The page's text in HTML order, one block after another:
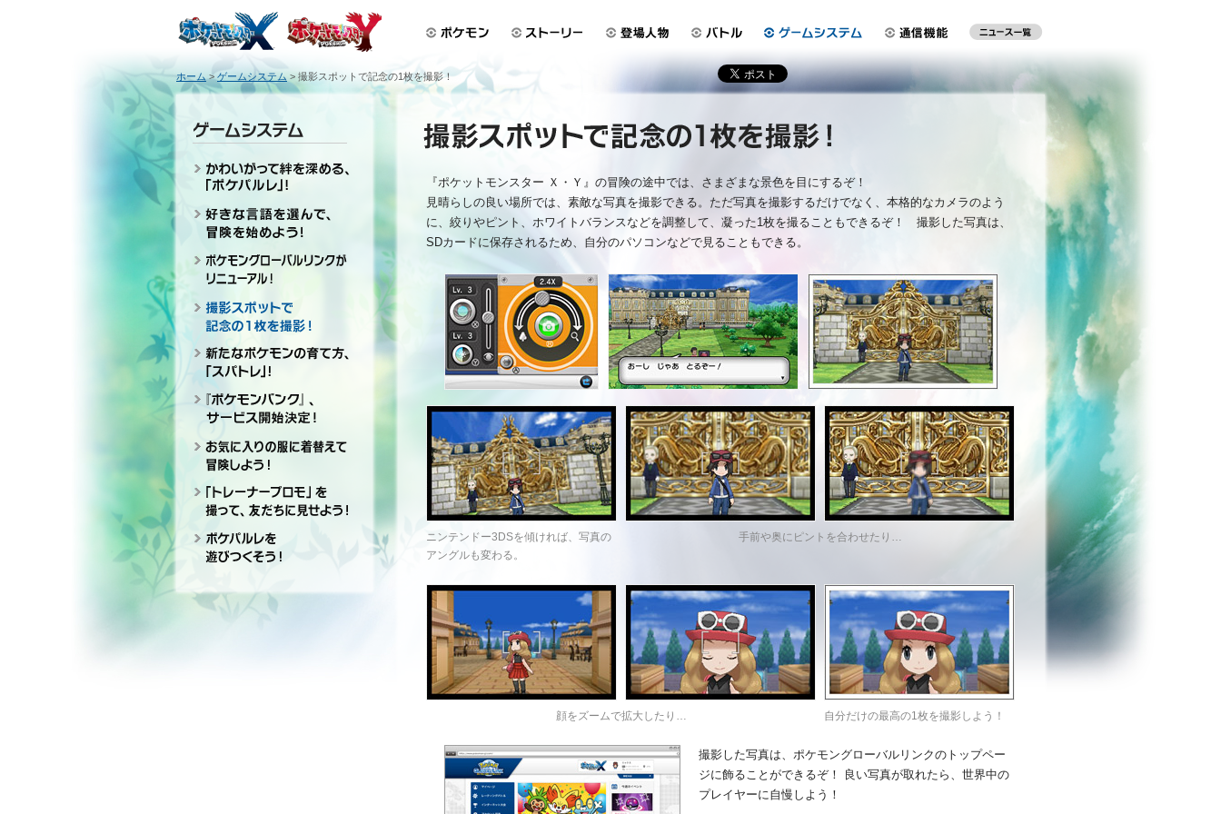
『ポケットモンスター Ｘ・Ｙ』の冒険の途中では、さまざまな景色を目にするぞ！
見晴らしの良い場所では、素敵な写真を撮影できる。ただ写真を撮影するだけでなく、本格的なカメラのよう
に、絞りやピント、ホワイトバランスなどを調整して、凝った1枚を撮ることもできるぞ！ 撮影した写真は、
SDカードに保存されるため、自分のパソコンなどで見ることもできる。
ニンテンドー3DSを傾ければ、写真の
アングルも変わる。
手前や奥にピントを合わせたり…
顔をズームで拡大したり… 自分だけの最高の1枚を撮影しよう！
撮影した写真は、ポケモングローバルリンクのトップペー
ジに飾ることができるぞ！ 良い写真が取れたら、世界中の
プレイヤーに自慢しよう！
ホーム > ゲームシステム > 撮影スポットで記念の1枚を撮影！